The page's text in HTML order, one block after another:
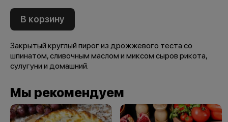
В корзину
Закрытый круглый пирог из дрожжевого теста со
шпинатом, сливочным маслом и миксом сыров рикота,
сулугуни и домашний.
Мы рекомендуем